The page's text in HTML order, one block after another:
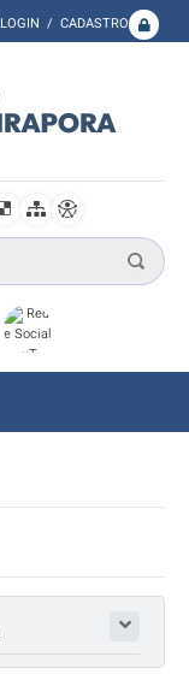
LOGIN / CADASTRO